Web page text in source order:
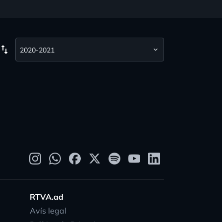
swap_vert
RTVA.ad
Avís legal